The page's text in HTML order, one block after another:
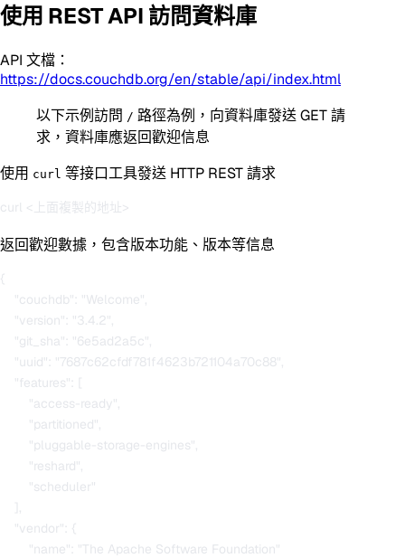
使用 REST API 訪問資料庫
API 文檔：
https://docs.couchdb.org/en/stable/api/index.html
以下示例訪問 / 路徑為例，向資料庫發送 GET 請
求，資料庫應返回歡迎信息
使用 curl 等接口工具發送 HTTP REST 請求
返回歡迎數據，包含版本功能、版本等信息
{
    "couchdb": "Welcome",
    "version": "3.4.2",
    "git_sha": "6e5ad2a5c",
    "uuid": "7687c62cfdf781f4623b721104a70c88",
    "features": [
        "access-ready",
        "partitioned",
        "pluggable-storage-engines",
        "reshard",
        "scheduler"
    ],
    "vendor": {
        "name": "The Apache Software Foundation"